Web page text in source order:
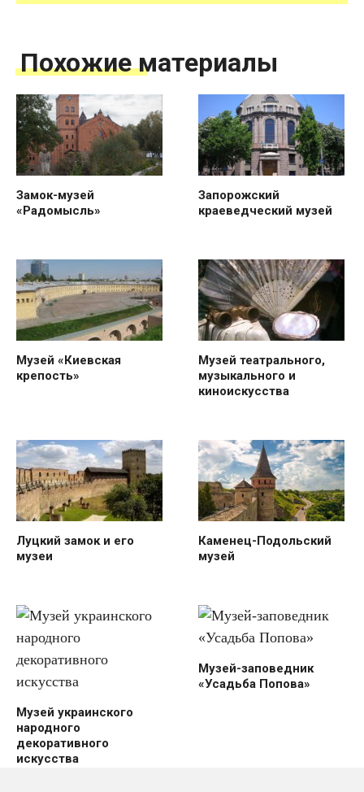
Похожие материалы
Замок-музей
«Радомысль»
Запорожский
краеведческий музей
Музей «Киевская
крепость»
Музей театрального,
музыкального и
киноискусства
Луцкий замок и его
музеи
Каменец-Подольский
музей
Музей украинского
народного
декоративного
искусства
Музей-заповедник
«Усадьба Попова»